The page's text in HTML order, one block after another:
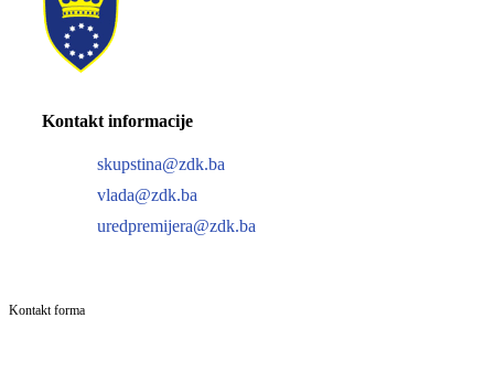
Kontakt informacije
skupstina@zdk.ba
vlada@zdk.ba
uredpremijera@zdk.ba
Kontakt forma